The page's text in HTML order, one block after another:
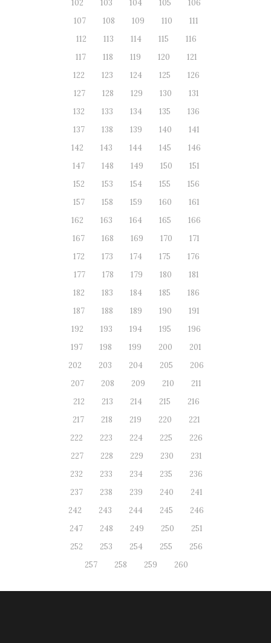
102
103 104 105
106
107
108 109 110
111
112
113 114 115
116
117
118 119 120
121
122
123 124 125
126
127
128 129 130
131
132
133 134 135
136
137
138 139 140
141
142
143 144 145
146
147
148 149 150
151
152
153 154 155
156
157
158 159 160
161
162
163 164 165
166
167
168 169 170
171
172
173 174 175
176
177
178 179 180
181
182
183 184 185
186
187
188 189 190
191
192
193 194 195
196
197
198 199 200
201
202
203 204 205
206
207
208 209 210
211
212
213 214 215
216
217
218 219 220
221
222
223 224 225
226
227
228 229 230
231
232
233 234 235
236
237
238 239 240
241
242
243 244 245
246
247
248 249 250
251
252
253 254 255
256
257
258 259 260